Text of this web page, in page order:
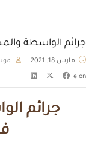
جرائم الواسطة
مارس 18, 2021
e on
جرائم